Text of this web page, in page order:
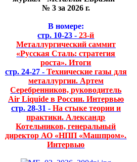
№ 3 за 2026 г.
В номере:
стр. 10-23 - 23-й
Металлургический саммит
«Русская Сталь: стратегия
роста». Итоги
стр. 24-27 - Технические газы для
металлургии. Артем
Серебренников, руководитель
Air Liquide в России. Интервью
стр. 28-31 - На стыке теории и
практики. Александр
Котельников, генеральный
директор АО «НПП «Машпром».
Интервью